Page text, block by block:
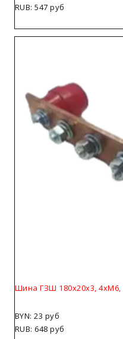
RUB: 547 руб
Шина ГЗШ 180х20х3,
BYN: 23 руб
RUB: 648 руб